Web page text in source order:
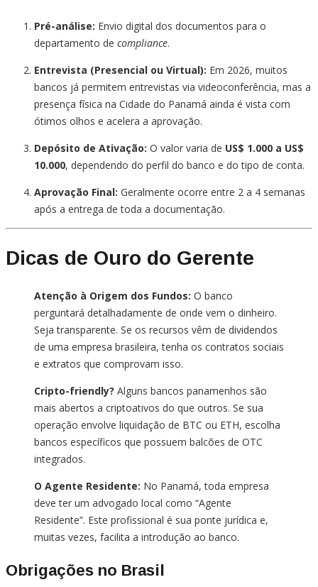
Pré-análise: Envio digital dos documentos para o
departamento de compliance.
Entrevista (Presencial ou Virtual): Em 2026, muitos
bancos já permitem entrevistas via videoconferência, mas a
presença física na Cidade do Panamá ainda é vista com
ótimos olhos e acelera a aprovação.
Depósito de Ativação: O valor varia de US$ 1.000 a US$
10.000, dependendo do perfil do banco e do tipo de conta.
Aprovação Final: Geralmente ocorre entre 2 a 4 semanas
após a entrega de toda a documentação.
Dicas de Ouro do Gerente
Atenção à Origem dos Fundos: O banco
perguntará detalhadamente de onde vem o dinheiro.
Seja transparente. Se os recursos vêm de dividendos
de uma empresa brasileira, tenha os contratos sociais
e extratos que comprovam isso.
Cripto-friendly? Alguns bancos panamenhos são
mais abertos a criptoativos do que outros. Se sua
operação envolve liquidação de BTC ou ETH, escolha
bancos específicos que possuem balcões de OTC
integrados.
O Agente Residente: No Panamá, toda empresa
deve ter um advogado local como “Agente
Residente”. Este profissional é sua ponte jurídica e,
muitas vezes, facilita a introdução ao banco.
Obrigações no Brasil